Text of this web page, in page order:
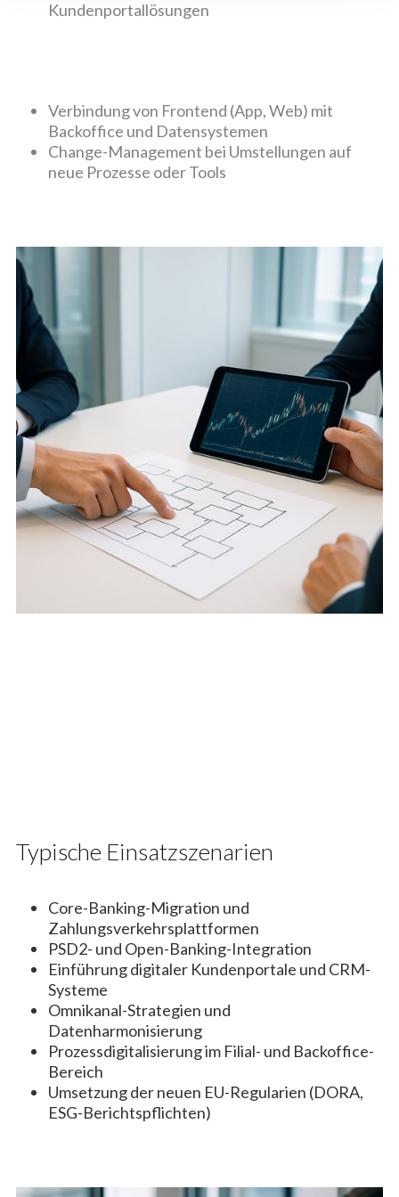
Kundenportallösungen
Verbindung von Frontend (App, Web) mit
Backoffice und Datensystemen
Change-Management bei Umstellungen auf
neue Prozesse oder Tools
Typische Einsatzszenarien
Core-Banking-Migration und
Zahlungsverkehrsplattformen
PSD2- und Open-Banking-Integration
Einführung digitaler Kundenportale und CRM-
Systeme
Omnikanal-Strategien und
Datenharmonisierung
Prozessdigitalisierung im Filial- und Backoffice-
Bereich
Umsetzung der neuen EU-Regularien (DORA,
ESG-Berichtspflichten)